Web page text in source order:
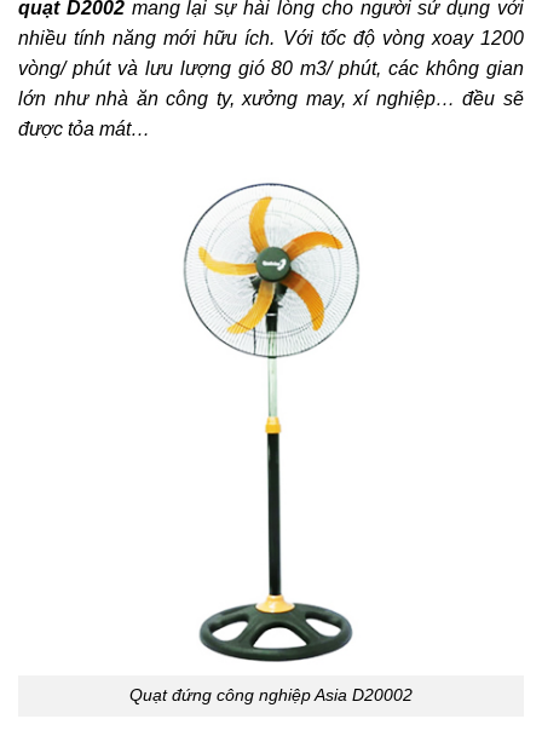
quạt D2002mang lại sự hài lòng cho người sử dụng với
nhiều tính năng mới hữu ích. Với tốc độ vòng xoay 1200
vòng/ phút và lưu lượng gió 80 m3/ phút, các không gian
lớn như nhà ăn công ty, xưởng may, xí nghiệp… đều sẽ
được tỏa mát…
Quạt đứng công nghiệp Asia D20002